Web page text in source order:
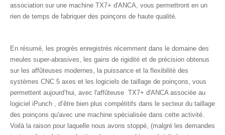
association sur une machine TX7+ d'ANCA, vous permettront en un
rien de temps de fabriquer des poinçons de haute qualité.
En résumé, les progrès enregistrés récemment dans le domaine des
meules super-abrasives, les gains de rigidité et de précision obtenus
sur les affûteuses modernes, la puissance et la flexibilité des
systèmes CNC 5 axes et les logiciels de taillage de poinçons, vous
permettent aujourd’hui, avec l'affûteuse TX7+ d'ANCA associée au
logiciel iPunch , d’être bien plus compétitifs dans le secteur du taillage
des poinçons qu'avec une machine spécialisée dans cette activité.
Voilà la raison pour laquelle nous avons stoppé, (malgré les demandes